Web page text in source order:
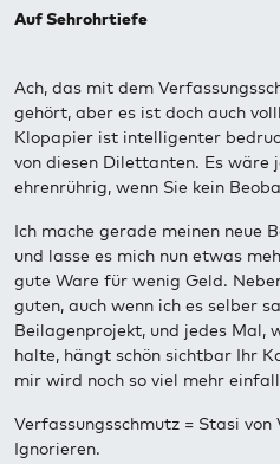
Auf Sehrohrtiefe
Ach, das mit dem
gehört, aber es ist doch auch
Klopapier ist intelligenter
von diesen Dilettanten. Es wäre
ehrenrührig, wenn Sie kein
Ich mache gerade meinen neue
und lasse es mich nun etwas
gute Ware für wenig Geld.
guten, auch wenn ich es selber
Beilagenprojekt, und jedes Mal,
halte, hängt schön sichtbar Ihr
mir wird noch so viel mehr
Verfassungsschmutz = Stasi
Ignorieren.